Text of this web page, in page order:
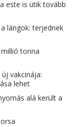
este is ütik tovább
lángok: terjednek
tonna
vakcinája:
lehet
alá került a